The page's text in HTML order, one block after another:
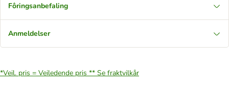
Fôringsanbefaling
Anmeldelser
*Veil. pris = Veiledende pris ** Se fraktvilkår